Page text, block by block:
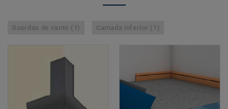
Guardas de canto (1) Camada inferior (1)